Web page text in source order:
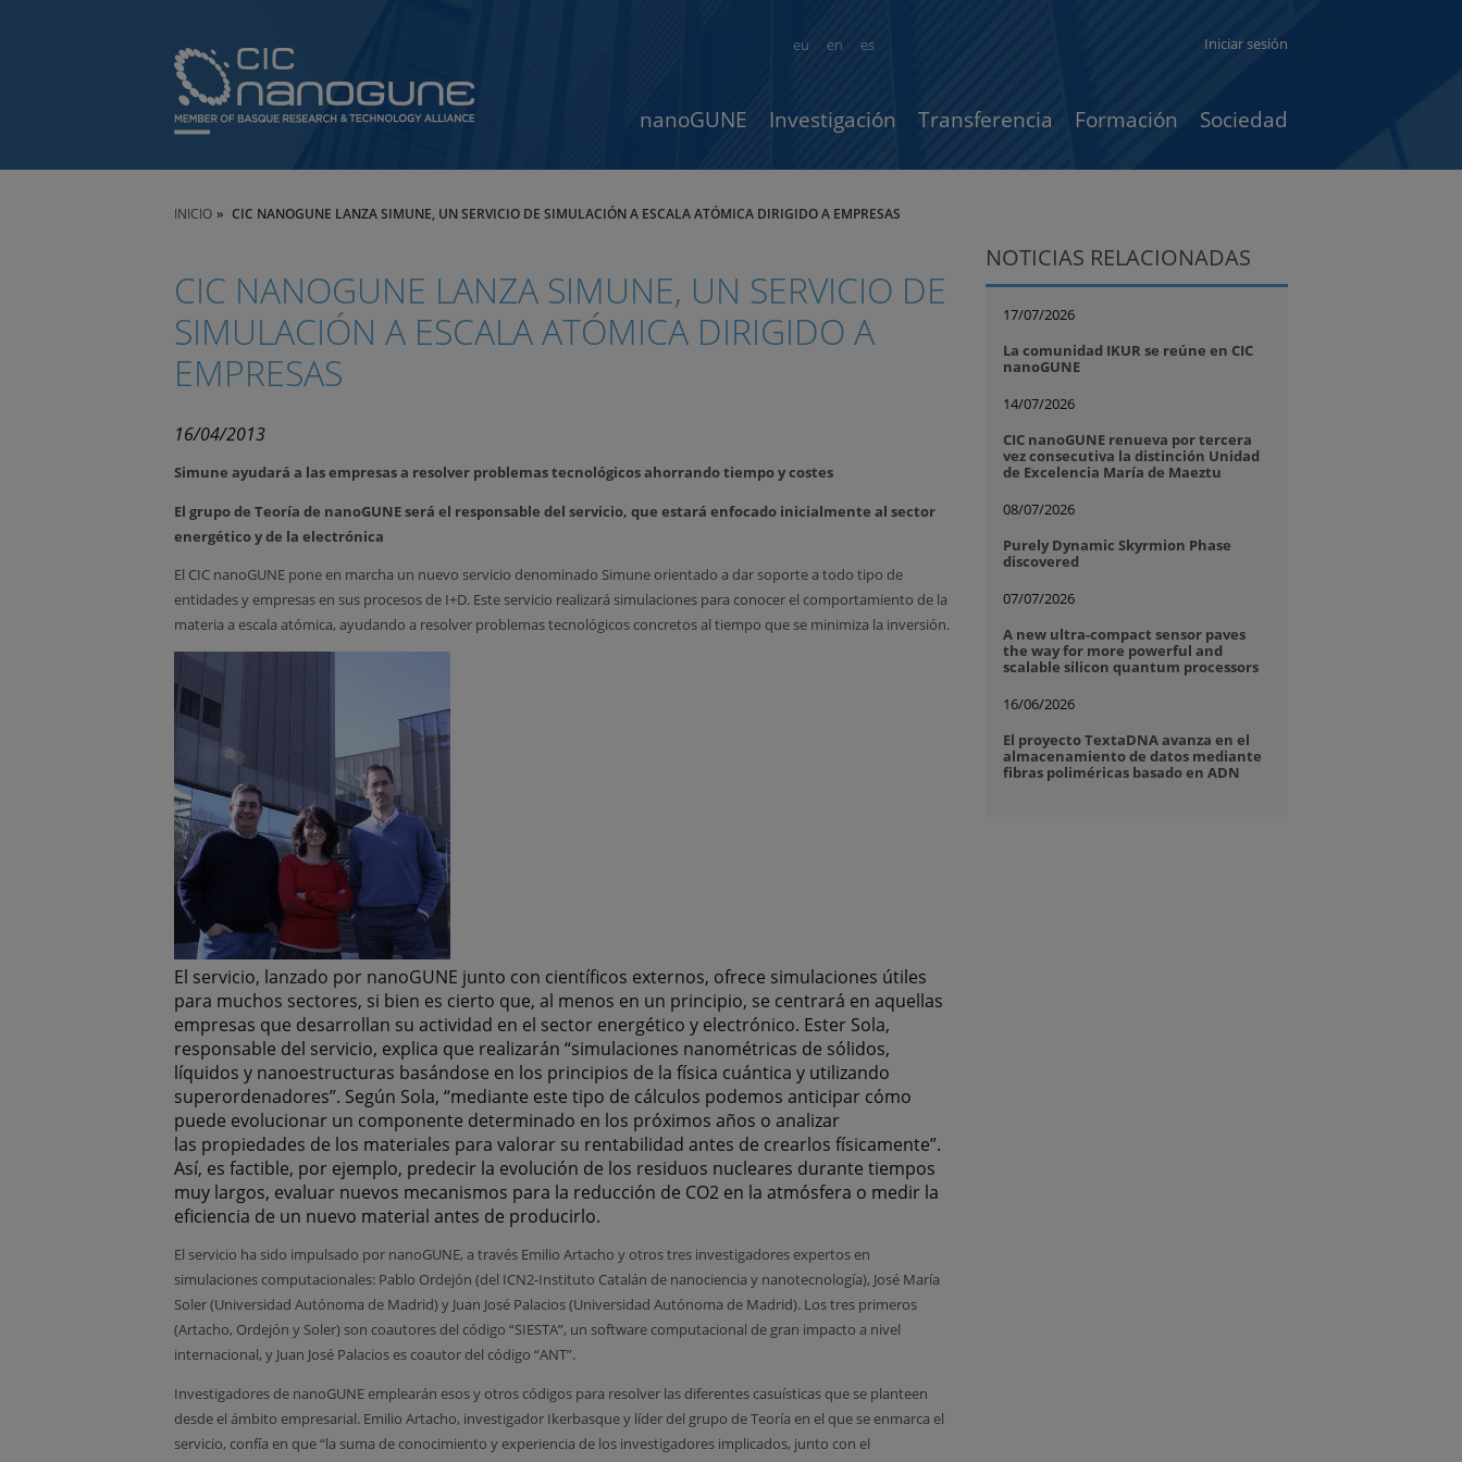
en es
eu Iniciar sesión
nanoGUNE Investigación Transferencia Formación Sociedad
INICIO CIC NANOGUNE LANZA SIMUNE, UN SERVICIO DE SIMULACIÓN A ESCALA ATÓMICA DIRIGIDO A EMPRESAS
CIC NANOGUNE LANZA SIMUNE, UN SERVICIO DE
SIMULACIÓN A ESCALA ATÓMICA DIRIGIDO A
EMPRESAS
16/04/2013
Simune ayudará a las empresas a resolver problemas tecnológicos ahorrando tiempo y costes
El grupo de Teoría de nanoGUNE será el responsable del servicio, que estará enfocado inicialmente al sector
energético y de la electrónica
El CIC nanoGUNE pone en marcha un nuevo servicio denominado Simune orientado a dar soporte a todo tipo de
entidades y empresas en sus procesos de I+D. Este servicio realizará simulaciones para conocer el comportamiento de la
materia a escala atómica, ayudando a resolver problemas tecnológicos concretos al tiempo que se minimiza la inversión.
El servicio, lanzado por nanoGUNE junto con científicos externos, ofrece simulaciones útiles
para muchos sectores, si bien es cierto que, al menos en un principio, se centrará en aquellas
empresas que desarrollan su actividad en el sector energético y electrónico. Ester Sola,
responsable del servicio, explica que realizarán “simulaciones nanométricas de sólidos,
líquidos y nanoestructuras basándose en los principios de la física cuántica y utilizando
superordenadores”. Según Sola, “mediante este tipo de cálculos podemos anticipar cómo
puede evolucionar un componente determinado en los próximos años o analizar
las propiedades de los materiales para valorar su rentabilidad antes de crearlos físicamente”.
Así, es factible, por ejemplo, predecir la evolución de los residuos nucleares durante tiempos
muy largos, evaluar nuevos mecanismos para la reducción de CO2 en la atmósfera o medir la
eficiencia de un nuevo material antes de producirlo.
El servicio ha sido impulsado por nanoGUNE, a través Emilio Artacho y otros tres investigadores expertos en
simulaciones computacionales: Pablo Ordejón (del ICN2-Instituto Catalán de nanociencia y nanotecnología), José María
Soler (Universidad Autónoma de Madrid) y Juan José Palacios (Universidad Autónoma de Madrid). Los tres primeros
(Artacho, Ordejón y Soler) son coautores del código “SIESTA”, un software computacional de gran impacto a nivel
internacional, y Juan José Palacios es coautor del código “ANT”.
Investigadores de nanoGUNE emplearán esos y otros códigos para resolver las diferentes casuísticas que se planteen
desde el ámbito empresarial. Emilio Artacho, investigador Ikerbasque y líder del grupo de Teoría en el que se enmarca el
servicio, confía en que “la suma de conocimiento y experiencia de los investigadores implicados, junto con el
NOTICIAS RELACIONADAS
17/07/2026
La comunidad IKUR se reúne en CIC
nanoGUNE
14/07/2026
CIC nanoGUNE renueva por tercera
vez consecutiva la distinción Unidad
de Excelencia María de Maeztu
08/07/2026
Purely Dynamic Skyrmion Phase
discovered
07/07/2026
A new ultra-compact sensor paves
the way for more powerful and
scalable silicon quantum processors
16/06/2026
El proyecto TextaDNA avanza en el
almacenamiento de datos mediante
fibras poliméricas basado en ADN